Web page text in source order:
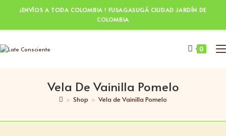
¡ENVÍOS A TODA COLOMBIA ! FUSAGASUGÁ CIUDAD JARDÍN DE
COLOMBIA
0
Vela De Vainilla Pomelo
> Shop > Vela de Vainilla Pomelo